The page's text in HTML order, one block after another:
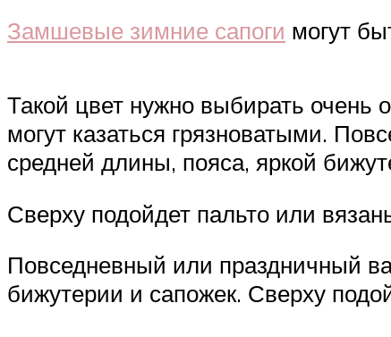
Замшевые зимние сапоги могут
Такой цвет нужно выбирать очень
могут казаться грязноватыми.
средней длины, пояса, яркой
Сверху подойдет пальто или
Повседневный или праздничный
бижутерии и сапожек. Сверху